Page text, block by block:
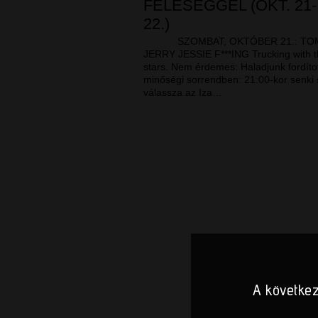
FELESÉGGEL (OKT. 21-
22.)
SZOMBAT, OKTÓBER 21.:
JERRY JESSIE F***ING Trucking with
stars. Nem érdemes: Haladjunk
minőségi sorrendben: 21:00-kor senki
válassza az Iza…
A